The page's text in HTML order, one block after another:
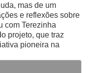
mas de um
e reflexões sobre
com Terezinha
projeto, que traz
pioneira na